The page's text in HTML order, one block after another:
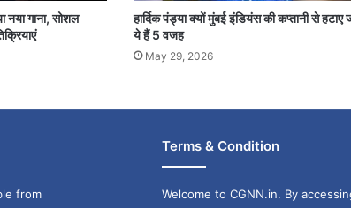
नया गाना, सोशल
हार्दिक पंड्या क्यों मुंबई इंडियंस की कप्तानी से हटाए
ये हैं 5 वजह
May 29, 2026
from
Terms & Condition
Welcome to CGNN.in. By